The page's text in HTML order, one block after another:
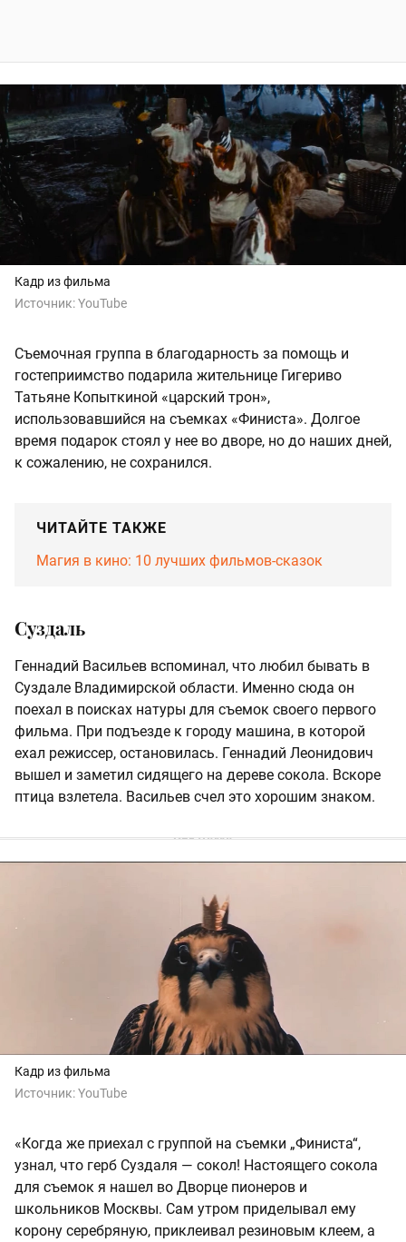
Кадр из фильма
Источник:YouTube
Съемочная группа в благодарность за помощь и
гостеприимство подарила жительнице Гигериво
Татьяне Копыткиной «царский трон»,
использовавшийся на съемках «Финиста». Долгое
время подарок стоял у нее во дворе, но до наших дней,
к сожалению, не сохранился.
ЧИТАЙТЕ ТАКЖЕ
Магия в кино: 10 лучших фильмов-сказок
Суздаль
Геннадий Васильев вспоминал, что любил бывать в
Суздале Владимирской области. Именно сюда он
поехал в поисках натуры для съемок своего первого
фильма. При подъезде к городу машина, в которой
ехал режиссер, остановилась. Геннадий Леонидович
вышел и заметил сидящего на дереве сокола. Вскоре
птица взлетела. Васильев счел это хорошим знаком.
Кадр из фильма
Источник:YouTube
«Когда же приехал с группой на съемки „Финиста“,
узнал, что герб Суздаля — сокол! Настоящего сокола
для съемок я нашел во Дворце пионеров и
школьников Москвы. Сам утром приделывал ему
корону серебряную, приклеивал резиновым клеем, а